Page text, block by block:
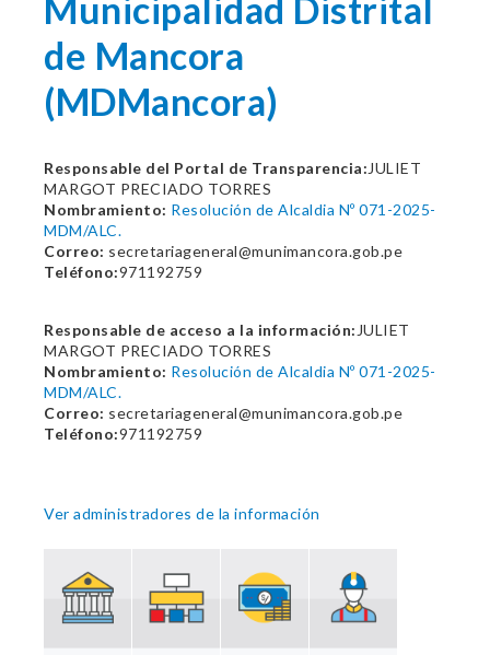
Municipalidad Distrital
de Mancora
(MDMancora)
Responsable del Portal de Transparencia: JULIET
MARGOT PRECIADO TORRES
Nombramiento: Resolución de Alcaldia Nº 071-2025-
MDM/ALC.
Correo: secretariageneral@munimancora.gob.pe
Teléfono:971192759
Responsable de acceso a la información: JULIET
MARGOT PRECIADO TORRES
Nombramiento: Resolución de Alcaldia Nº 071-2025-
MDM/ALC.
Correo: secretariageneral@munimancora.gob.pe
Teléfono:971192759
Ver administradores de la información